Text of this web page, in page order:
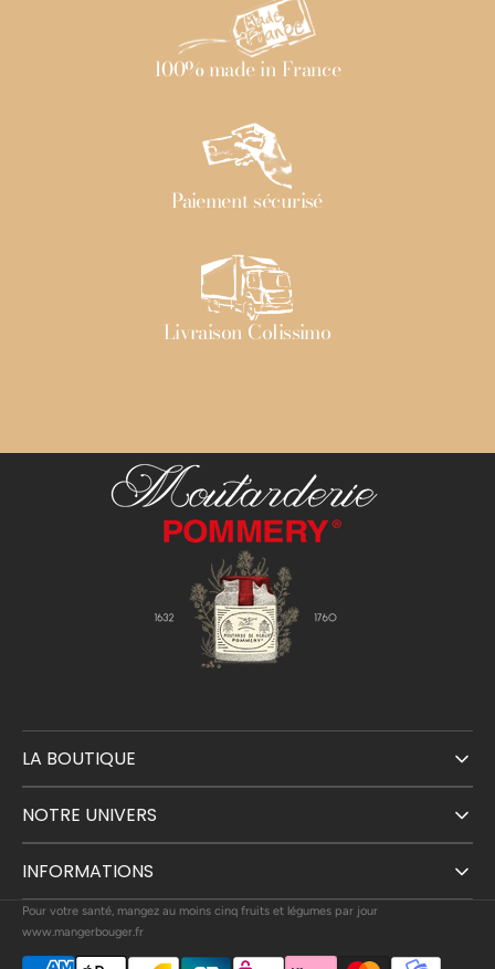
100% made in France
Paiement sécurisé
Livraison Colissimo
LA BOUTIQUE
NOTRE UNIVERS
INFORMATIONS
Pour votre santé, mangez au moins cinq fruits et légumes par jour
www.mangerbouger.fr